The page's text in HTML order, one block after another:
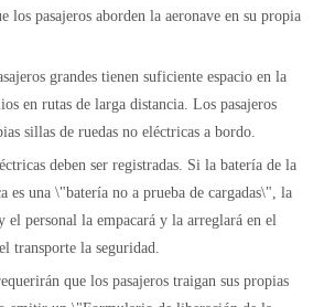
los pasajeros aborden la aeronave en su propia
grandes tienen suficiente espacio en la
en rutas de larga distancia. Los pasajeros
sillas de ruedas no eléctricas a bordo.
deben ser registradas. Si la batería de la
es una \"batería no a prueba de cargadas\", la
el personal la empacará y la arreglará en el
transporte la seguridad.
que los pasajeros traigan sus propias